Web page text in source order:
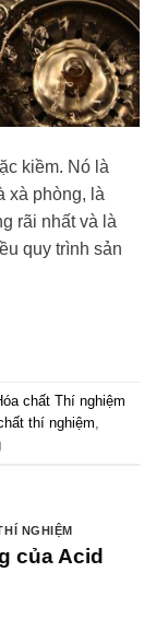
kiềm. Nó là
xà phòng, là
rãi nhất và là
quy trình sản
chất Thí nghiệm
thí nghiệm
NGHIỆM
của Acid